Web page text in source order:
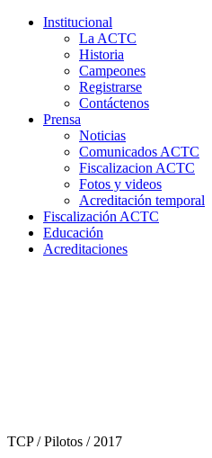
Institucional
La ACTC
Historia
Campeones
Registrarse
Contáctenos
Prensa
Noticias
Comunicados ACTC
Fiscalizacion ACTC
Fotos y videos
Acreditación temporal
Fiscalización ACTC
Educación
Acreditaciones
TCP / Pilotos / 2017